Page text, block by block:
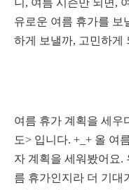
니, 여름 시즌만 되면,
유로운 여름 휴가를 보
하게 보낼까, 고민하게
여름 휴가 계획을 세우
도> 입니다. +_+ 올 여
자 계획을 세워봤어요.
름 휴가인지라 더 기대